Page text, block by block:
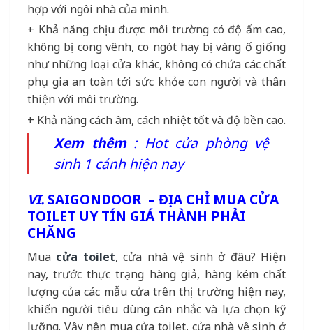
hợp với ngôi nhà của mình.
+ Khả năng chịu được môi trường có độ ẩm cao,
không bị cong vênh, co ngót hay bị vàng ố giống
như những loại cửa khác, không có chứa các chất
phụ gia an toàn tới sức khỏe con người và thân
thiện với môi trường.
+ Khả năng cách âm, cách nhiệt tốt và độ bền cao.
Xem thêm: Hot cửa phòng vệ
sinh 1 cánh hiện nay
VI. SAIGONDOOR – ĐỊA CHỈ MUA CỬA
TOILET UY TÍN GIÁ THÀNH PHẢI
CHĂNG
Mua cửa toilet, cửa nhà vệ sinh ở đâu? Hiện
nay, trước thực trạng hàng giả, hàng kém chất
lượng của các mẫu cửa trên thị trường hiện nay,
khiến người tiêu dùng cân nhắc và lựa chọn kỹ
lưỡng. Vậy nên mua cửa toilet, cửa nhà vệ sinh ở